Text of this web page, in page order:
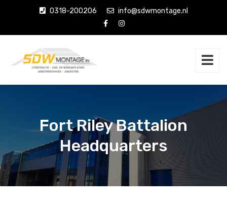
0318-200206 info@sdwmontage.nl
Fort Riley Battalion
Headquarters